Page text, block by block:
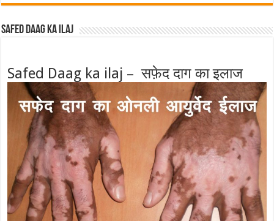
Safed Daag ka ilaj
Safed Daag ka ilaj – सफ़ेद दाग का इलाज